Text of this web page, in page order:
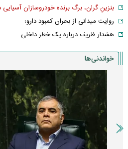
بنزینِ گران، برگ برنده خودروسازان آسیایی
روایت میدانی از بحران کمبود دارو؛
هشدار ظریف درباره یک خطر داخلی
خواندنی‌ها